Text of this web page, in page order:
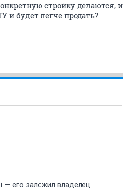
стройку делаются, и
и будет легче продать?
— его заложил владелец